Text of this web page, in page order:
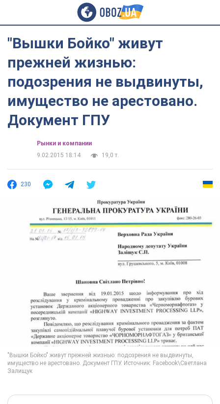
"Вышки Бойко" живут
прежней жизнью:
подозрения не выдвинуты,
имущество не арестовано.
Документ ГПУ
Рынки и компании
9.02.2015 18:14
19,0 т.
230